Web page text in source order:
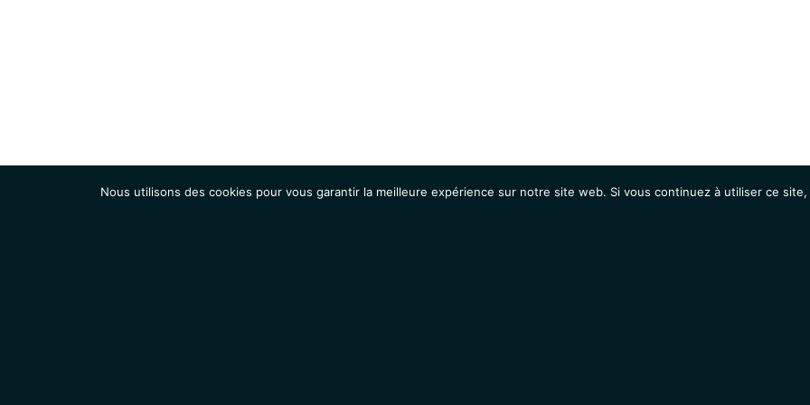
Nous utilisons des cookies pour vous garantir la meilleure expérience sur notre site web. Si vous continuez à utiliser ce